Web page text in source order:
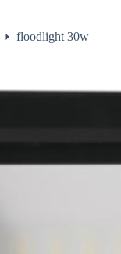
floodlight 30w